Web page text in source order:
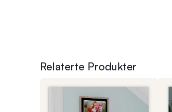
Relaterte Produkter